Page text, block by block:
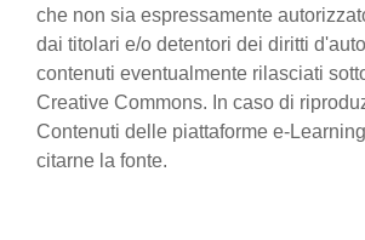
che non sia espressamente
dai titolari e/o detentori dei diritti
contenuti eventualmente rilasciati
Creative Commons. In caso di
Contenuti delle piattaforme e-
citarne la fonte.